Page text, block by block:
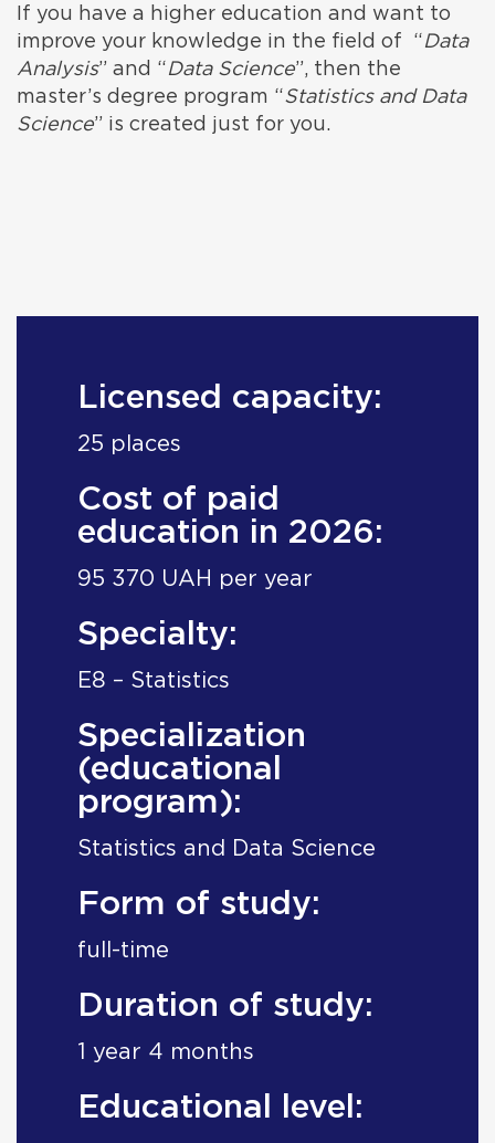
If you have a higher education and want to
improve your knowledge in the field of “ Data
Analysis” and “ Data Science”, then the
master’s degree program “Statistics and Data
Science” is created just for you.
Licensed capacity:
25 places
Cost of paid
education in 2026:
95 370 UAH per year
Specialty:
E8 – Statistics
Specialization
(educational
program):
Statistics and Data Science
Form of study:
full-time
Duration of study:
1 year 4 months
Educational level: